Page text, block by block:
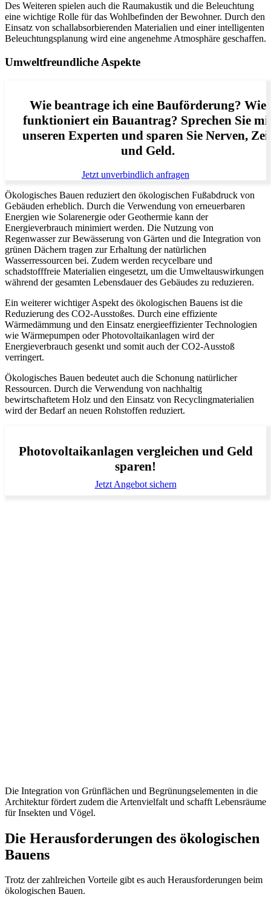
Des Weiteren spielen auch die Raumakustik und die Beleuchtung
eine wichtige Rolle für das Wohlbefinden der Bewohner. Durch den
Einsatz von schallabsorbierenden Materialien und einer intelligenten
Beleuchtungsplanung wird eine angenehme Atmosphäre geschaffen.
Umweltfreundliche Aspekte
Wie beantrage ich eine Bauförderung? Wie
funktioniert ein Bauantrag? Sprechen Sie
unseren Experten und sparen Sie Nerven,
und Geld.
Jetzt unverbindlich anfragen
Ökologisches Bauen reduziert den ökologischen Fußabdruck von
Gebäuden erheblich. Durch die Verwendung von erneuerbaren
Energien wie Solarenergie oder Geothermie kann der
Energieverbrauch minimiert werden. Die Nutzung von
Regenwasser zur Bewässerung von Gärten und die Integration von
grünen Dächern tragen zur Erhaltung der natürlichen
Wasserressourcen bei. Zudem werden recycelbare und
schadstofffreie Materialien eingesetzt, um die Umweltauswirkungen
während der gesamten Lebensdauer des Gebäudes zu reduzieren.
Ein weiterer wichtiger Aspekt des ökologischen Bauens ist die
Reduzierung des CO2-Ausstoßes. Durch eine effiziente
Wärmedämmung und den Einsatz energieeffizienter Technologien
wie Wärmepumpen oder Photovoltaikanlagen wird der
Energieverbrauch gesenkt und somit auch der CO2-Ausstoß
verringert.
Ökologisches Bauen bedeutet auch die Schonung natürlicher
Ressourcen. Durch die Verwendung von nachhaltig
bewirtschaftetem Holz und den Einsatz von Recyclingmaterialien
wird der Bedarf an neuen Rohstoffen reduziert.
Photovoltaikanlagen vergleichen und Geld
sparen!
Jetzt Angebot sichern
Die Integration von Grünflächen und Begrünungselementen in die
Architektur fördert zudem die Artenvielfalt und schafft Lebensräume
für Insekten und Vögel.
Die Herausforderungen des ökologischen
Bauens
Trotz der zahlreichen Vorteile gibt es auch Herausforderungen beim
ökologischen Bauen.